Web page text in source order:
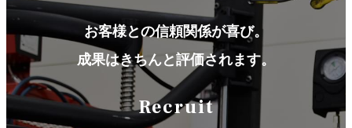
お客様との信頼関係が喜び。
成果はきちんと評価されます。
Recruit